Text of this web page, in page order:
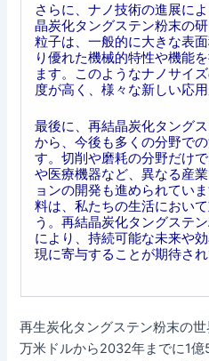
さらに、ナノ技術の進展に
晶炭化タングステン粉末の
粒子は、一般的に大きな表
り優れた機械的特性や機能
ます。このようなナノサイ
度が高く、様々な新しい応
最後に、再結晶炭化タング
から、今後も多くの分野で
す。切削や磨耗の分野だけ
や医療機器など、異なる産
ョンの開発も進められてい
料は、私たちの生活におい
う。再結晶炭化タングステ
により、持続可能な未来や
現に寄与することが期待され
再生炭化タングステン粉末の
万米ドルから2032年までに1億